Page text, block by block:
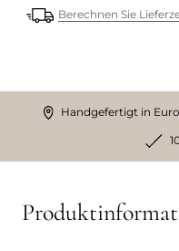
Berechnen Sie
Handgefertigt in